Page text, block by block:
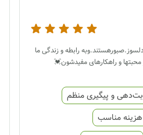
رابطه و زندگی ما
محبتها و راهکارهای مفیدشون💓
و پیگیری منظم
هزینه مناسب